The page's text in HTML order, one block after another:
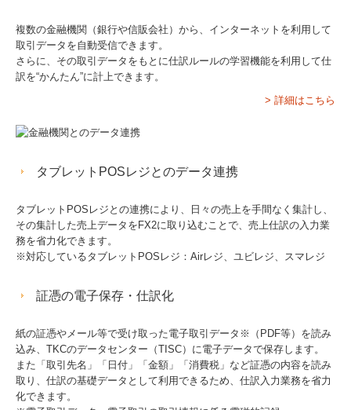
複数の金融機関（銀行や信販会社）から、インターネットを利用して
取引データを自動受信できます。
さらに、その取引データをもとに仕訳ルールの学習機能を利用して仕
訳を“かんたん”に計上できます。
> 詳細はこちら
タブレットPOSレジとのデータ連携
タブレットPOSレジとの連携により、日々の売上を手間なく集計し、
その集計した売上データをFX2に取り込むことで、売上仕訳の入力業
務を省力化できます。
※対応しているタブレットPOSレジ：Airレジ、ユビレジ、スマレジ
証憑の電子保存・仕訳化
紙の証憑やメール等で受け取った電子取引データ※（PDF等）を読み
込み、TKCのデータセンター（TISC）に電子データで保存します。
また「取引先名」「日付」「金額」「消費税」など証憑の内容を読み
取り、仕訳の基礎データとして利用できるため、仕訳入力業務を省力
化できます。